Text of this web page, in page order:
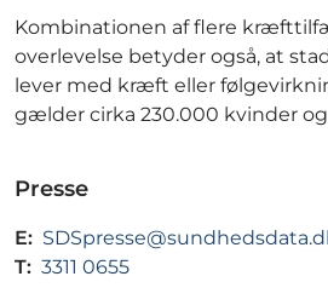
Kombinationen af flere
overlevelse betyder også, at
lever med kræft eller
gælder cirka 230.000 kvinder
Presse
E:
T: 3311 0655